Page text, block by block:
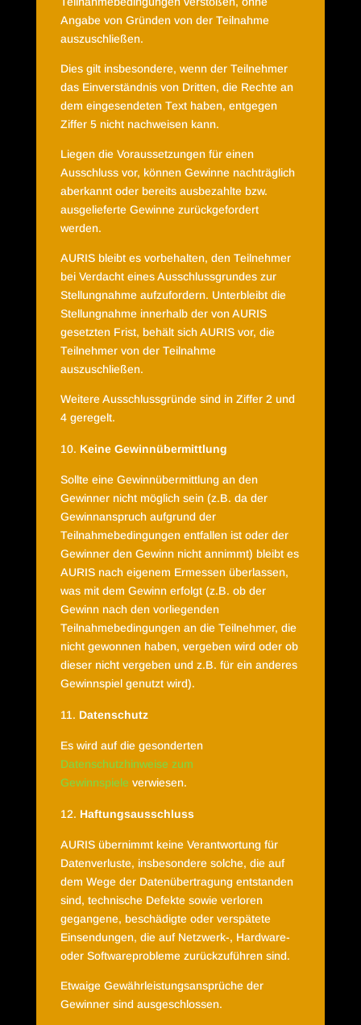
Angabe von Gründen von der Teilnahme
auszuschließen.
Dies gilt insbesondere, wenn der Teilnehmer
das Einverständnis von Dritten, die Rechte an
dem eingesendeten Text haben, entgegen
Ziffer 5 nicht nachweisen kann.
Liegen die Voraussetzungen für einen
Ausschluss vor, können Gewinne nachträglich
aberkannt oder bereits ausbezahlte bzw.
ausgelieferte Gewinne zurückgefordert
werden.
AURIS bleibt es vorbehalten, den Teilnehmer
bei Verdacht eines Ausschlussgrundes zur
Stellungnahme aufzufordern. Unterbleibt die
Stellungnahme innerhalb der von AURIS
gesetzten Frist, behält sich AURIS vor, die
Teilnehmer von der Teilnahme
auszuschließen.
Weitere Ausschlussgründe sind in Ziffer 2 und
4 geregelt.
Keine Gewinnübermittlung
Sollte eine Gewinnübermittlung an den
Gewinner nicht möglich sein (z.B. da der
Gewinnanspruch aufgrund der
Teilnahmebedingungen entfallen ist oder der
Gewinner den Gewinn nicht annimmt) bleibt es
AURIS nach eigenem Ermessen überlassen,
was mit dem Gewinn erfolgt (z.B. ob der
Gewinn nach den vorliegenden
Teilnahmebedingungen an die Teilnehmer, die
nicht gewonnen haben, vergeben wird oder ob
dieser nicht vergeben und z.B. für ein anderes
Gewinnspiel genutzt wird).
Datenschutz
Es wird auf die gesonderten
Datenschutzhinweise zum
Gewinnspiele verwiesen.
Haftungsausschluss
AURIS übernimmt keine Verantwortung für
Datenverluste, insbesondere solche, die auf
dem Wege der Datenübertragung entstanden
sind, technische Defekte sowie verloren
gegangene, beschädigte oder verspätete
Einsendungen, die auf Netzwerk-, Hardware-
oder Softwareprobleme zurückzuführen sind.
Etwaige Gewährleistungsansprüche der
Gewinner sind ausgeschlossen.